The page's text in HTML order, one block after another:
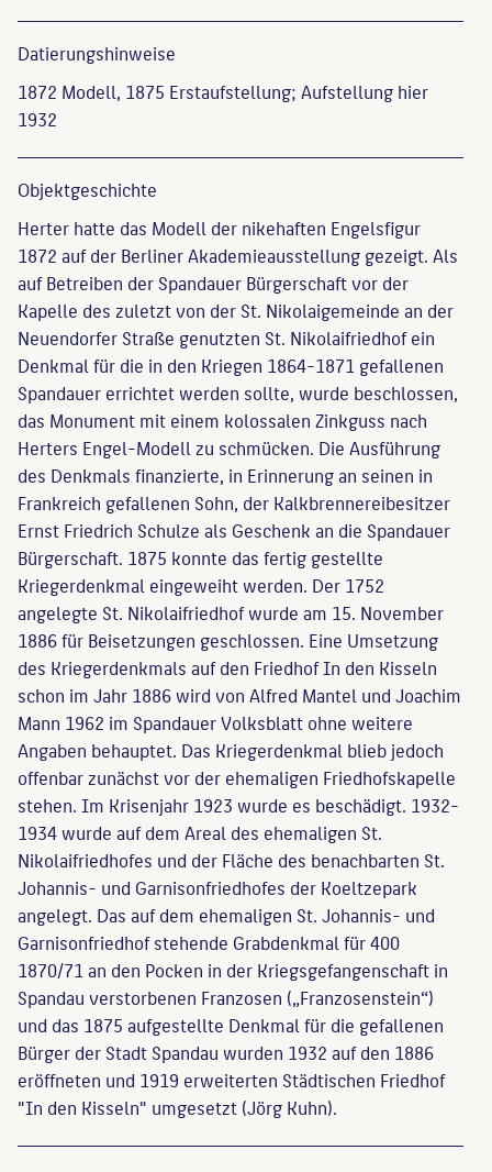
Datierungs­hinweise
1872 Modell, 1875 Erstaufstellung; Aufstellung hier
1932
Objekt­geschichte
Herter hatte das Modell der nikehaften Engelsfigur
1872 auf der Berliner Akademieausstellung gezeigt. Als
auf Betreiben der Spandauer Bürgerschaft vor der
Kapelle des zuletzt von der St. Nikolaigemeinde an der
Neuendorfer Straße genutzten St. Nikolaifriedhof ein
Denkmal für die in den Kriegen 1864-1871 gefallenen
Spandauer errichtet werden sollte, wurde beschlossen,
das Monument mit einem kolossalen Zinkguss nach
Herters Engel-Modell zu schmücken. Die Ausführung
des Denkmals finanzierte, in Erinnerung an seinen in
Frankreich gefallenen Sohn, der Kalkbrennereibesitzer
Ernst Friedrich Schulze als Geschenk an die Spandauer
Bürgerschaft. 1875 konnte das fertig gestellte
Kriegerdenkmal eingeweiht werden. Der 1752
angelegte St. Nikolaifriedhof wurde am 15. November
1886 für Beisetzungen geschlossen. Eine Umsetzung
des Kriegerdenkmals auf den Friedhof In den Kisseln
schon im Jahr 1886 wird von Alfred Mantel und Joachim
Mann 1962 im Spandauer Volksblatt ohne weitere
Angaben behauptet. Das Kriegerdenkmal blieb jedoch
offenbar zunächst vor der ehemaligen Friedhofskapelle
stehen. Im Krisenjahr 1923 wurde es beschädigt. 1932-
1934 wurde auf dem Areal des ehemaligen St.
Nikolaifriedhofes und der Fläche des benachbarten St.
Johannis- und Garnisonfriedhofes der Koeltzepark
angelegt. Das auf dem ehemaligen St. Johannis- und
Garnisonfriedhof stehende Grabdenkmal für 400
1870/71 an den Pocken in der Kriegsgefangenschaft in
Spandau verstorbenen Franzosen („Franzosenstein“)
und das 1875 aufgestellte Denkmal für die gefallenen
Bürger der Stadt Spandau wurden 1932 auf den 1886
eröffneten und 1919 erweiterten Städtischen Friedhof
"In den Kisseln" umgesetzt (Jörg Kuhn).